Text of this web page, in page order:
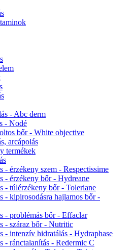
- Abc derm
- Nodé
bőr - White objective
arcápolás
termékek
- érzékeny szem - Respectissime
- érzékeny bőr - Hydreane
- túlérzékeny bőr - Toleriane
- kipirosodásra hajlamos bőr -
- problémás bőr - Effaclar
- száraz bőr - Nutritic
- intenzív hidratálás - Hydraphase
- ránctalanítás - Redermic C